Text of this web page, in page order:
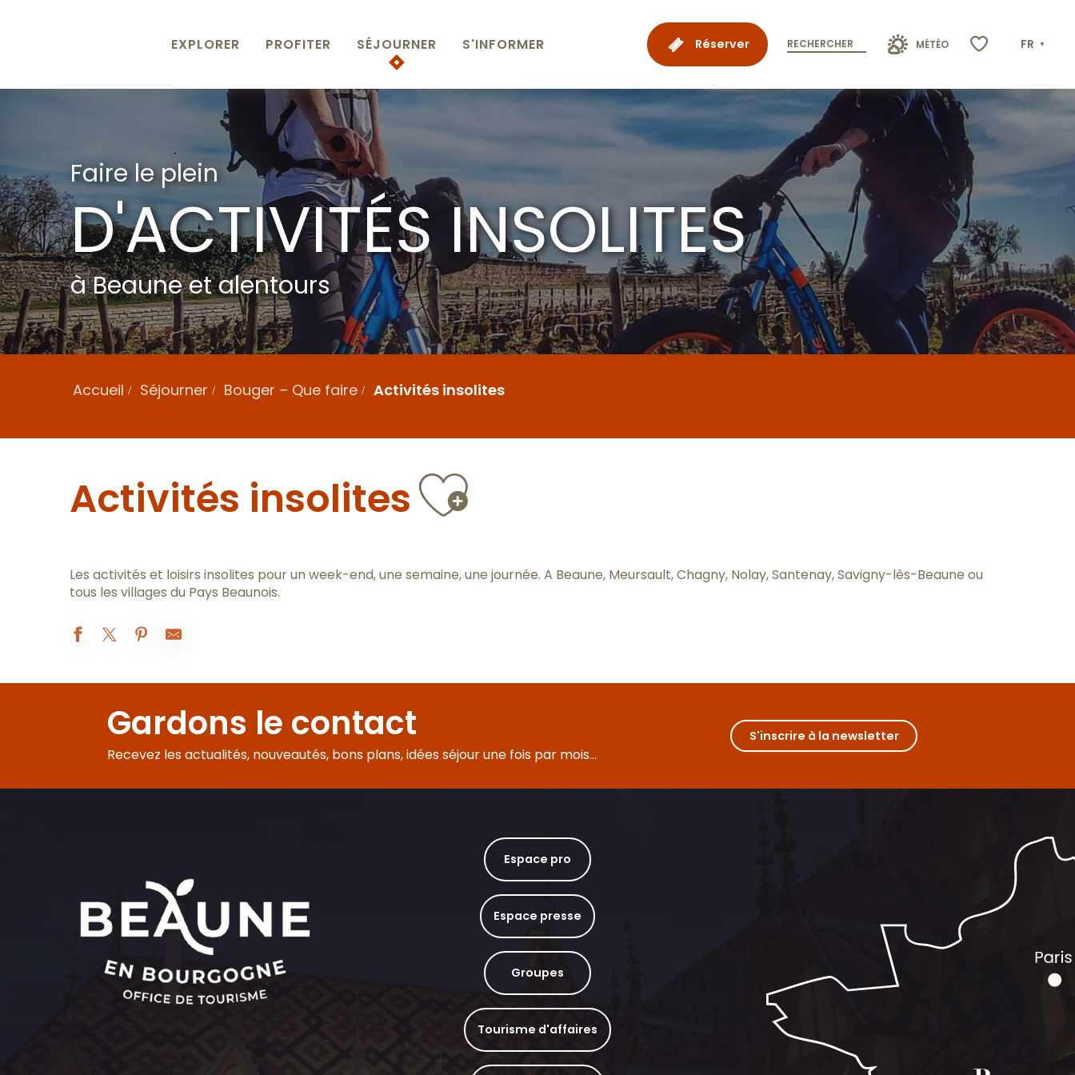
Réserver RECHERCHER MÉTÉO FR
EXPLORER PROFITER SÉJOURNER S'INFORMER
Faire le plein
D'ACTIVITÉS INSOLITES
à Beaune et alentours
Accueil Séjourner Bouger – Que faire Activités insolites
Activités insolitesAjouter aux favoris
Les activités et loisirs insolites pour un week-end, une semaine, une journée. A Beaune, Meursault, Chagny, Nolay, Santenay, Savigny-lès-Beaune ou
tous les villages du Pays Beaunois.
Gardons le contact
Recevez les actualités, nouveautés, bons plans, idées séjour une fois par mois...
S'inscrire à la newsletter
Espace pro
Espace presse
Groupes
Tourisme d'affaires